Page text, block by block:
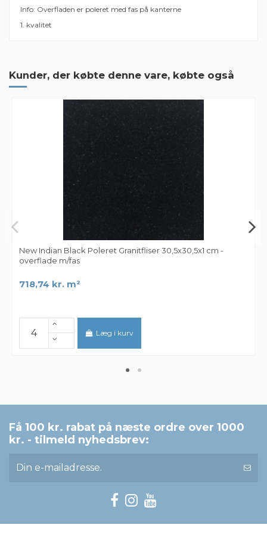
Info: Overfladen er poleret med fas på kanterne
1. kvalitet
Mærker
Kunder, der købte denne vare, købte også
New Indian Black Poleret Granitfliser 30,5x30,5x1 cm -
overflade m/fas
718,74 kr. m²
Læg i kurv
Få 100 kr. rabat på næste ordre over 1000
kr. - tilmeld nyhedsbrev: